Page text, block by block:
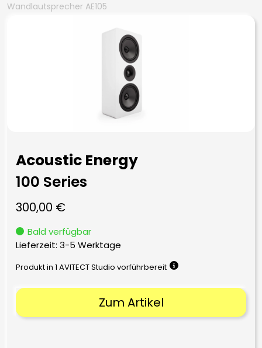
Wandlautsprecher AE105
Acoustic Energy
100 Series
300,00 €
Bald verfügbar
Lieferzeit: 3-5 Werktage
Produkt in 1 AVITECT Studio vorführbereit
Zum Artikel